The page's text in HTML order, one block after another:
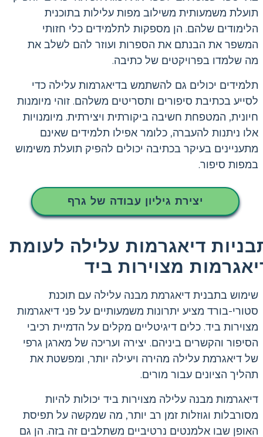
תועלת משמעותית משילוב מפות עלילות בתוכנית
הלימודים שלהם. הן מספקות לתלמידים כלי חזותי
המשפר את הבנתם את הספרות ועוזר להם לשלב את
מה שלמדו בפרויקטים של כתיבה.
תלמידים יכולים גם להשתמש בדיאגרמות עלילה כדי
לסייע בכתיבת סיפורים ותסריטים משלהם. זוהי מיומנות
חיונית, המטפחת חשיבה ביקורתית ויצירתית. מיומנויות
אלו ניתנות להעברה, כלומר אפילו תלמידים שאינם
מתעניינים בעיקר בכתיבה יכולים להפיק תועלת משימוש
במפות סיפור.
יצירת גיליון עבודה של גרף
דיאגרמות עלילה לעומת
מצוירות ביד
שימוש בתבנית דיאגרמת מבנה עלילה עם תוכנת
סטורי-בורד מציע יתרונות משמעותיים על פני דיאגרמות
מצוירות ביד. כלים דיגיטליים מקלים על הדמיית רכיבי
הסיפור והקשרים ביניהם. יצירה ועריכה של מארגן גרפי
של דיאגרמת עלילה מהירה ויעילה יותר, ומפשטת את
תהליך הציונים עבור מורים.
דיאגרמות מבנה עלילה מצוירות ביד יכולות להיות
מסורבלות וגוזלות זמן רב יותר, מה שמקשה על תפיסת
האופן שבו אלמנטים נרטיביים משתלבים זה בזה. הן גם